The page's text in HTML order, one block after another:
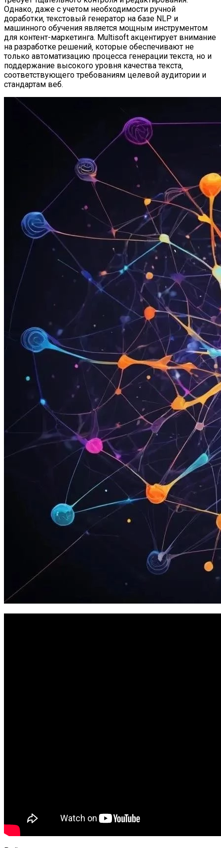
Однако‚ даже с учетом необходимости ручной
доработки‚ текстовый генератор на базе NLP и
машинного обучения является мощным инструментом
для контент-маркетинга. Multisoft акцентирует внимание
на разработке решений‚ которые обеспечивают не
только автоматизацию процесса генерации текста‚ но и
поддержание высокого уровня качества текста‚
соответствующего требованиям целевой аудитории и
стандартам веб.